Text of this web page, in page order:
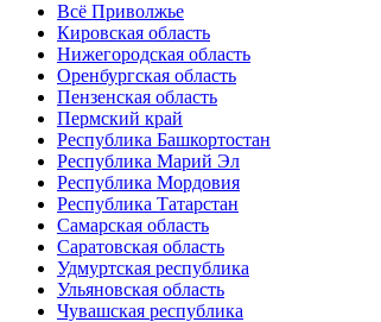
Всё Приволжье
Кировская область
Нижегородская область
Оренбургская область
Пензенская область
Пермский край
Республика Башкортостан
Республика Марий Эл
Республика Мордовия
Республика Татарстан
Самарская область
Саратовская область
Удмуртская республика
Ульяновская область
Чувашская республика